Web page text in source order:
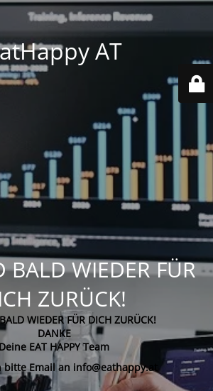
AT
BALD WIEDER FÜR
ZURÜCK!
WIEDER FÜR DICH ZURÜCK!
DANKE
Deine EAT HAPPY Team
bitte Email an info@eathappy.at